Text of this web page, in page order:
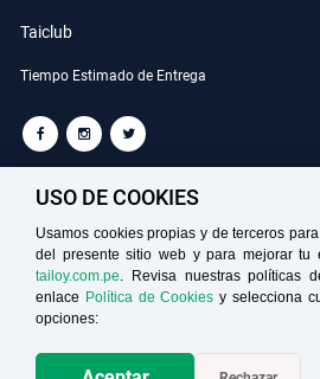
Taiclub
Tiempo Estimado de Entrega
TAILOY S.A. RUC: 20100049181
Medios de Pago
USO DE COOKIES
Usamos cookies propias y de terceros
del presente sitio web y para mejorar tu
tailoy.com.pe. Revisa nuestras políticas
enlace Política de Cookies y selecciona
opciones: